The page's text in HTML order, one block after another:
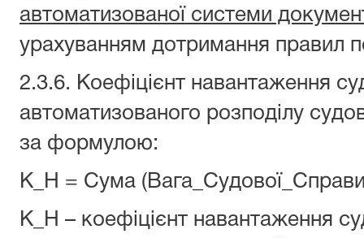
автоматизованої системи
урахуванням дотримання правил
2.3.6. Коефіцієнт навантаження
автоматизованого розподілу
за формулою:
К_Н = Сума
К_Н – коефіцієнт навантаження